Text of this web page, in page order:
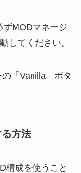
ずMODマネージ
してください。
「Vanilla」ボタ
方法
構成を使うこと